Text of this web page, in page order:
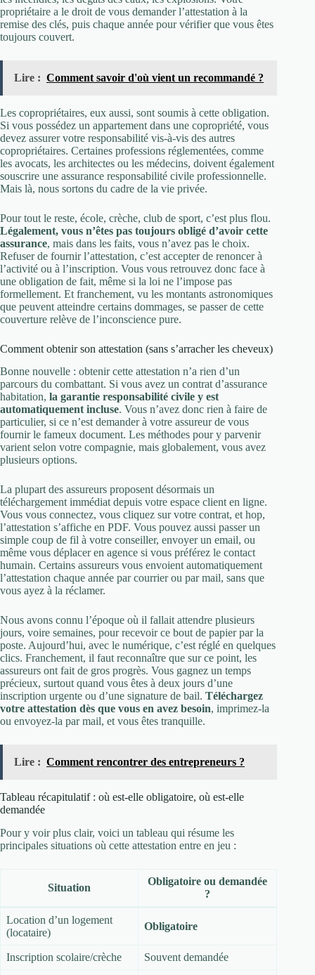
propriétaire a le droit de vous demander l’attestation à la
remise des clés, puis chaque année pour vérifier que vous êtes
toujours couvert.
Lire : Comment savoir d'où vient un recommandé ?
Les copropriétaires, eux aussi, sont soumis à cette obligation.
Si vous possédez un appartement dans une copropriété, vous
devez assurer votre responsabilité vis-à-vis des autres
copropriétaires. Certaines professions réglementées, comme
les avocats, les architectes ou les médecins, doivent également
souscrire une assurance responsabilité civile professionnelle.
Mais là, nous sortons du cadre de la vie privée.
Pour tout le reste, école, crèche, club de sport, c’est plus flou.
Légalement, vous n’êtes pas toujours obligé d’avoir cette
assurance, mais dans les faits, vous n’avez pas le choix.
Refuser de fournir l’attestation, c’est accepter de renoncer à
l’activité ou à l’inscription. Vous vous retrouvez donc face à
une obligation de fait, même si la loi ne l’impose pas
formellement. Et franchement, vu les montants astronomiques
que peuvent atteindre certains dommages, se passer de cette
couverture relève de l’inconscience pure.
Comment obtenir son attestation (sans s’arracher les cheveux)
Bonne nouvelle : obtenir cette attestation n’a rien d’un
parcours du combattant. Si vous avez un contrat d’assurance
habitation, la garantie responsabilité civile y est
automatiquement incluse. Vous n’avez donc rien à faire de
particulier, si ce n’est demander à votre assureur de vous
fournir le fameux document. Les méthodes pour y parvenir
varient selon votre compagnie, mais globalement, vous avez
plusieurs options.
La plupart des assureurs proposent désormais un
téléchargement immédiat depuis votre espace client en ligne.
Vous vous connectez, vous cliquez sur votre contrat, et hop,
l’attestation s’affiche en PDF. Vous pouvez aussi passer un
simple coup de fil à votre conseiller, envoyer un email, ou
même vous déplacer en agence si vous préférez le contact
humain. Certains assureurs vous envoient automatiquement
l’attestation chaque année par courrier ou par mail, sans que
vous ayez à la réclamer.
Nous avons connu l’époque où il fallait attendre plusieurs
jours, voire semaines, pour recevoir ce bout de papier par la
poste. Aujourd’hui, avec le numérique, c’est réglé en quelques
clics. Franchement, il faut reconnaître que sur ce point, les
assureurs ont fait de gros progrès. Vous gagnez un temps
précieux, surtout quand vous êtes à deux jours d’une
inscription urgente ou d’une signature de bail. Téléchargez
votre attestation dès que vous en avez besoin, imprimez-la
ou envoyez-la par mail, et vous êtes tranquille.
Lire : Comment rencontrer des entrepreneurs ?
Tableau récapitulatif : où est-elle obligatoire, où est-elle
demandée
Pour y voir plus clair, voici un tableau qui résume les
principales situations où cette attestation entre en jeu :
Situation
Obligatoire ou demandée
?
Location d’un logement
(locataire)
Obligatoire
Inscription scolaire/crèche Souvent demandée